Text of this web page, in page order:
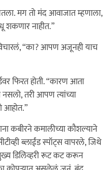
मग तो मंद आवाजात म्हणाला,
नाहीत.”
“का? आपण अजूनही याच
फिरत होती. “कारण आता
तरी आपण त्यांच्या
आहोत.”
कबीरने कमालीच्या कौशल्याने
ब्लाईंड स्पॉट्स वापरले, जिथे
डिलिव्हरी रूट कट करून